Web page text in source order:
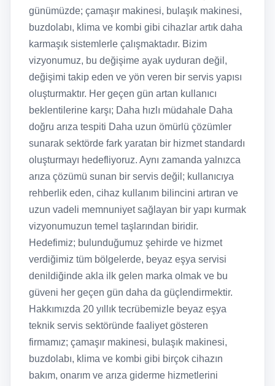
günümüzde; çamaşır makinesi, bulaşık makinesi,
buzdolabı, klima ve kombi gibi cihazlar artık daha
karmaşık sistemlerle çalışmaktadır. Bizim
vizyonumuz, bu değişime ayak uyduran değil,
değişimi takip eden ve yön veren bir servis yapısı
oluşturmaktır. Her geçen gün artan kullanıcı
beklentilerine karşı; Daha hızlı müdahale Daha
doğru arıza tespiti Daha uzun ömürlü çözümler
sunarak sektörde fark yaratan bir hizmet standardı
oluşturmayı hedefliyoruz. Aynı zamanda yalnızca
arıza çözümü sunan bir servis değil; kullanıcıya
rehberlik eden, cihaz kullanım bilincini artıran ve
uzun vadeli memnuniyet sağlayan bir yapı kurmak
vizyonumuzun temel taşlarından biridir.
Hedefimiz; bulunduğumuz şehirde ve hizmet
verdiğimiz tüm bölgelerde, beyaz eşya servisi
denildiğinde akla ilk gelen marka olmak ve bu
güveni her geçen gün daha da güçlendirmektir.
Hakkımızda 20 yıllık tecrübemizle beyaz eşya
teknik servis sektöründe faaliyet gösteren
firmamız; çamaşır makinesi, bulaşık makinesi,
buzdolabı, klima ve kombi gibi birçok cihazın
bakım, onarım ve arıza giderme hizmetlerini